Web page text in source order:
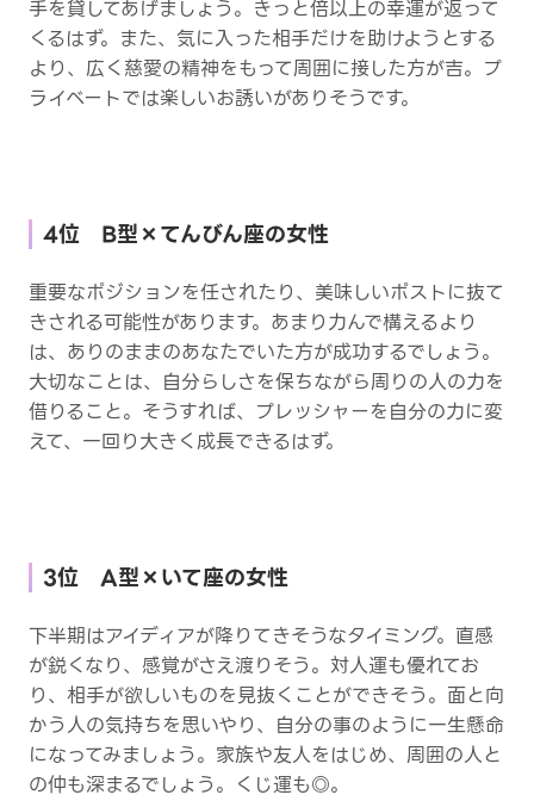
手を貸してあげましょう。きっと倍以上の幸運が返って
くるはず。また、気に入った相手だけを助けようとする
より、広く慈愛の精神をもって周囲に接した方が吉。プ
ライベートでは楽しいお誘いがありそうです。
4位 B型×てんびん座の女性
重要なポジションを任されたり、美味しいポストに抜て
きされる可能性があります。あまり力んで構えるより
は、ありのままのあなたでいた方が成功するでしょう。
大切なことは、自分らしさを保ちながら周りの人の力を
借りること。そうすれば、プレッシャーを自分の力に変
えて、一回り大きく成長できるはず。
3位 A型×いて座の女性
下半期はアイディアが降りてきそうなタイミング。直感
が鋭くなり、感覚がさえ渡りそう。対人運も優れてお
り、相手が欲しいものを見抜くことができそう。面と向
かう人の気持ちを思いやり、自分の事のように一生懸命
になってみましょう。家族や友人をはじめ、周囲の人と
の仲も深まるでしょう。くじ運も◎。